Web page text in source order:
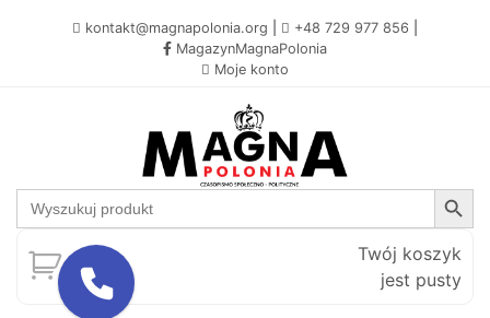
kontakt@magnapolonia.org +48 729 977 856
MagazynMagnaPolonia
Moje konto
Search
for:
Search Button
Twój koszyk
jest pusty